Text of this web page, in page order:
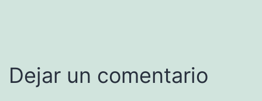
Dejar un comentario